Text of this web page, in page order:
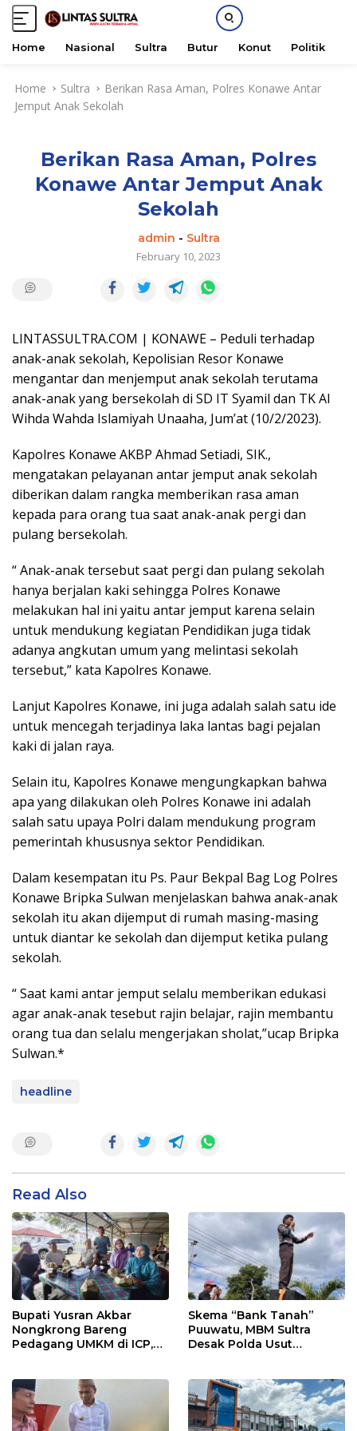
Home Nasional Sultra Butur Konut Politik
Home Sultra
Berikan Rasa Aman, Polres Konawe Antar
Jemput Anak Sekolah
Berikan Rasa Aman, Polres
Konawe Antar Jemput Anak
Sekolah
admin - Sultra
February 10, 2023
LINTASSULTRA.COM | KONAWE – Peduli terhadap
anak-anak sekolah, Kepolisian Resor Konawe
mengantar dan menjemput anak sekolah terutama
anak-anak yang bersekolah di SD IT Syamil dan TK Al
Wihda Wahda Islamiyah Unaaha, Jum’at (10/2/2023).
Kapolres Konawe AKBP Ahmad Setiadi, SIK.,
mengatakan pelayanan antar jemput anak sekolah
diberikan dalam rangka memberikan rasa aman
kepada para orang tua saat anak-anak pergi dan
pulang bersekolah.
“ Anak-anak tersebut saat pergi dan pulang sekolah
hanya berjalan kaki sehingga Polres Konawe
melakukan hal ini yaitu antar jemput karena selain
untuk mendukung kegiatan Pendidikan juga tidak
adanya angkutan umum yang melintasi sekolah
tersebut,” kata Kapolres Konawe.
Lanjut Kapolres Konawe, ini juga adalah salah satu ide
untuk mencegah terjadinya laka lantas bagi pejalan
kaki di jalan raya.
Selain itu, Kapolres Konawe mengungkapkan bahwa
apa yang dilakukan oleh Polres Konawe ini adalah
salah satu upaya Polri dalam mendukung program
pemerintah khususnya sektor Pendidikan.
Dalam kesempatan itu Ps. Paur Bekpal Bag Log Polres
Konawe Bripka Sulwan menjelaskan bahwa anak-anak
sekolah itu akan dijemput di rumah masing-masing
untuk diantar ke sekolah dan dijemput ketika pulang
sekolah.
“ Saat kami antar jemput selalu memberikan edukasi
agar anak-anak tesebut rajin belajar, rajin membantu
orang tua dan selalu mengerjakan sholat,”ucap Bripka
Sulwan.*
headline
Read Also
Bupati Yusran Akbar
Nongkrong Bareng
Pedagang UMKM di ICP,
Kerakyatan
Skema “Bank Tanah”
Puuwatu, MBM Sultra
Desak Polda Usut